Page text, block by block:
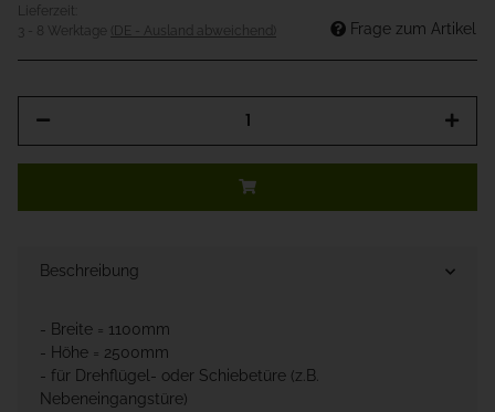
Lieferzeit:
3 - 8 Werktage
(DE - Ausland abweichend) Frage zum Artikel
Beschreibung
- Breite = 1100mm
- Höhe = 2500mm
- für Drehflügel- oder Schiebetüre (z.B.
Nebeneingangstüre)